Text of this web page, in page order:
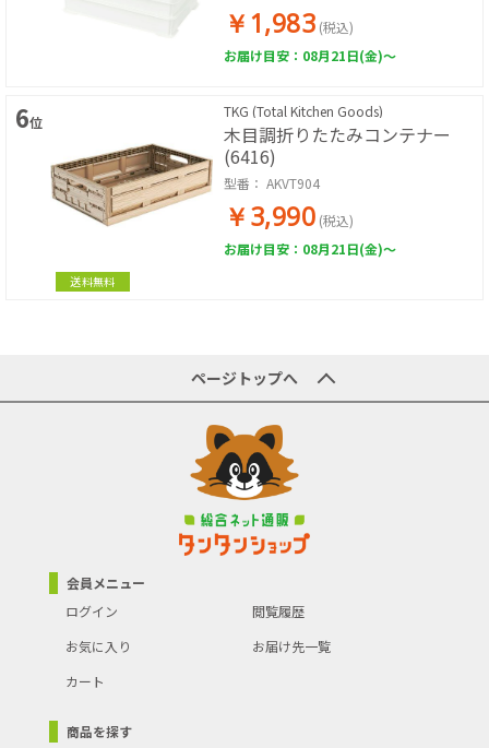
￥1,983 (税込)
お届け目安：08月21日(金)～
6位
送料無料
TKG (Total Kitchen Goods)
木目調折りたたみコンテナー
(6416)
型番： AKVT904
￥3,990 (税込)
お届け目安：08月21日(金)～
ページトップへ
会員メニュー
ログイン
閲覧履歴
お気に入り
お届け先一覧
カート
商品を探す